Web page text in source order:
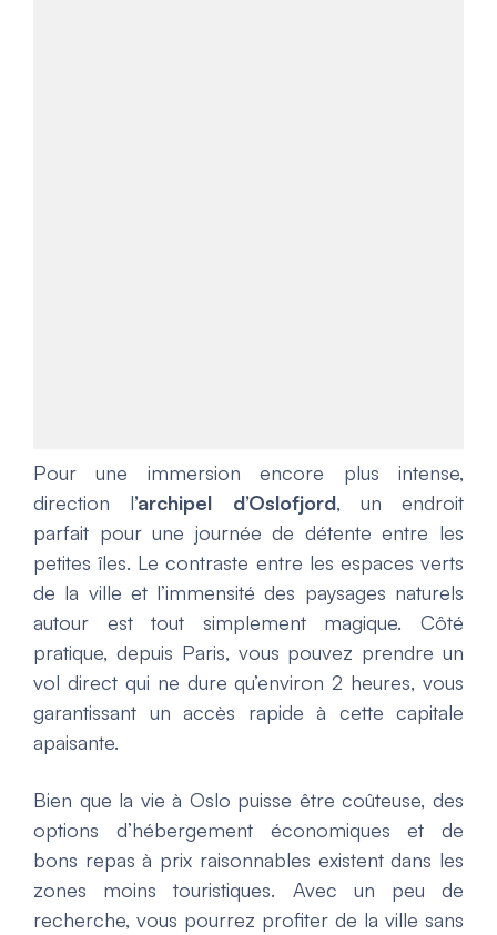
Pour une immersion encore plus intense,
direction l’archipel d’Oslofjord, un endroit
parfait pour une journée de détente entre les
petites îles. Le contraste entre les espaces verts
de la ville et l’immensité des paysages naturels
autour est tout simplement magique. Côté
pratique, depuis Paris, vous pouvez prendre un
vol direct qui ne dure qu’environ 2 heures, vous
garantissant un accès rapide à cette capitale
apaisante.
Bien que la vie à Oslo puisse être coûteuse, des
options d’hébergement économiques et de
bons repas à prix raisonnables existent dans les
zones moins touristiques. Avec un peu de
recherche, vous pourrez profiter de la ville sans